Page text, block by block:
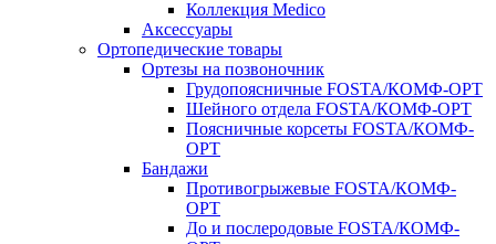
Коллекция Medico
Аксессуары
Ортопедические товары
Ортезы на позвоночник
Грудопоясничные FOSTA/КОМФ-ОРТ
Шейного отдела FOSTA/КОМФ-ОРТ
Поясничные корсеты FOSTA/КОМФ-
ОРТ
Бандажи
Противогрыжевые FOSTA/КОМФ-
ОРТ
До и послеродовые FOSTA/КОМФ-